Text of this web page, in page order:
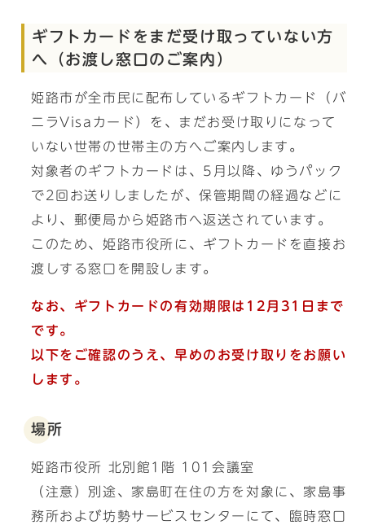
ギフトカードをまだ受け取っていない方
へ（お渡し窓口のご案内）
姫路市が全市民に配布しているギフトカード（バ
ニラVisaカード）を、まだお受け取りになって
いない世帯の世帯主の方へご案内します。
対象者のギフトカードは、5月以降、ゆうパック
で2回お送りしましたが、保管期間の経過などに
より、郵便局から姫路市へ返送されています。
このため、姫路市役所に、ギフトカードを直接お
渡しする窓口を開設します。
なお、ギフトカードの有効期限は12月31日まで
です。
以下をご確認のうえ、早めのお受け取りをお願い
します。
場所
姫路市役所 北別館1階 101会議室
（注意）別途、家島町在住の方を対象に、家島事
務所および坊勢サービスセンターにて、臨時窓口